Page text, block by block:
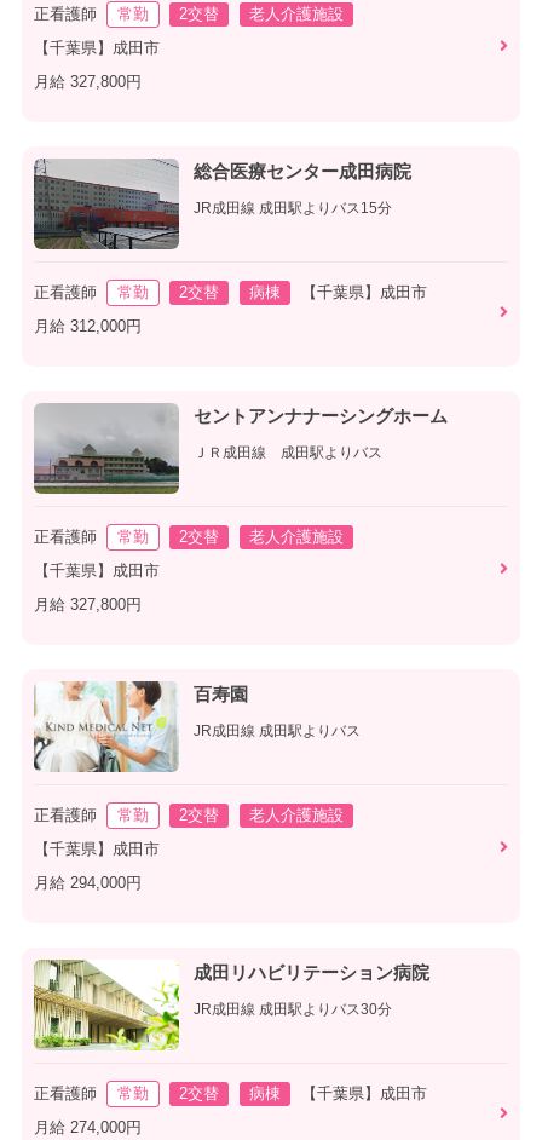
正看護師 常勤 2交替
老人介護施設
【千葉県】成田市
月給 327,800円
総合医療センター成田病院
JR成田線 成田駅よりバス15分
正看護師 常勤 2交替 病棟
【千葉県】成田市
月給 312,000円
セントアンナナーシングホーム
ＪＲ成田線 成田駅よりバス
正看護師 常勤 2交替
老人介護施設
【千葉県】成田市
月給 327,800円
百寿園
JR成田線 成田駅よりバス
正看護師 常勤 2交替
老人介護施設
【千葉県】成田市
月給 294,000円
成田リハビリテーション病院
JR成田線 成田駅よりバス30分
正看護師 常勤 2交替 病棟
【千葉県】成田市
月給 274,000円